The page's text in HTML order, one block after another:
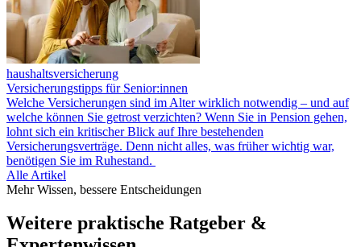
haushaltsversicherung
Versicherungstipps für Senior:innen
Welche Versicherungen sind im Alter wirklich notwendig – und auf
welche können Sie getrost verzichten? Wenn Sie in Pension gehen,
lohnt sich ein kritischer Blick auf Ihre bestehenden
Versicherungsverträge. Denn nicht alles, was früher wichtig war,
benötigen Sie im Ruhestand.
Alle Artikel
Mehr Wissen, bessere Entscheidungen
Weitere praktische Ratgeber &